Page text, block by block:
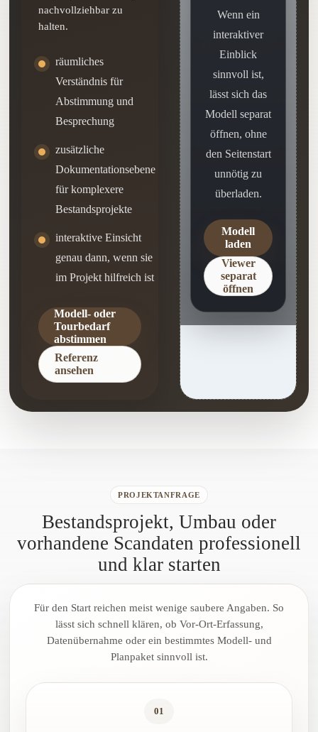
nachvollziehbar zu
halten.
räumliches
Verständnis für
Abstimmung und
Besprechung
zusätzliche
Dokumentationsebene
für komplexere
Bestandsprojekte
interaktive Einsicht
genau dann, wenn sie
im Projekt hilfreich ist
Modell- oder
Tourbedarf
abstimmen
Referenz
ansehen
Wenn ein
interaktiver
Einblick
sinnvoll ist,
lässt sich das
Modell separat
öffnen, ohne
den Seitenstart
unnötig zu
überladen.
Modell
laden
Viewer
separat
öffnen
PROJEKTANFRAGE
Bestandsprojekt, Umbau oder
vorhandene Scandaten professionell
und klar starten
Für den Start reichen meist wenige saubere Angaben. So
lässt sich schnell klären, ob Vor-Ort-Erfassung,
Datenübernahme oder ein bestimmtes Modell- und
Planpaket sinnvoll ist.
01